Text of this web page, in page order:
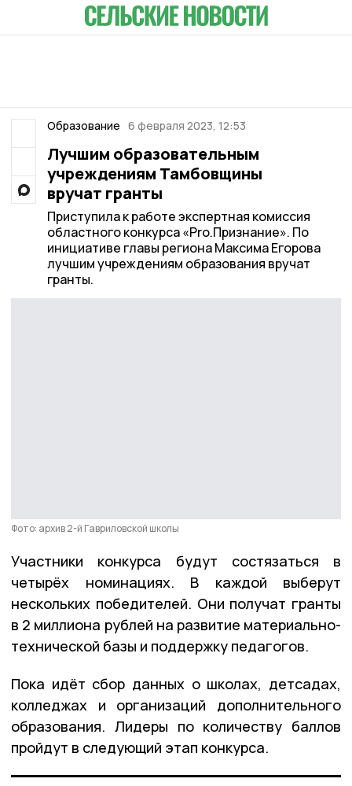
Образование 6 февраля 2023, 12:53
Лучшим образовательным
учреждениям Тамбовщины
вручат гранты
Приступила к работе экспертная комиссия
областного конкурса «Pro.Признание». По
инициативе главы региона Максима Егорова
лучшим учреждениям образования вручат
гранты.
Фото: архив 2-й Гавриловской школы
Участники конкурса будут состязаться в
четырёх номинациях. В каждой выберут
нескольких победителей. Они получат гранты
в 2 миллиона рублей на развитие материально-
технической базы и поддержку педагогов.
Пока идёт сбор данных о школах, детсадах,
колледжах и организаций дополнительного
образования. Лидеры по количеству баллов
пройдут в следующий этап конкурса.